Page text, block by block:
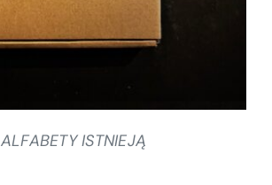
ALFABETY ISTNIEJĄ